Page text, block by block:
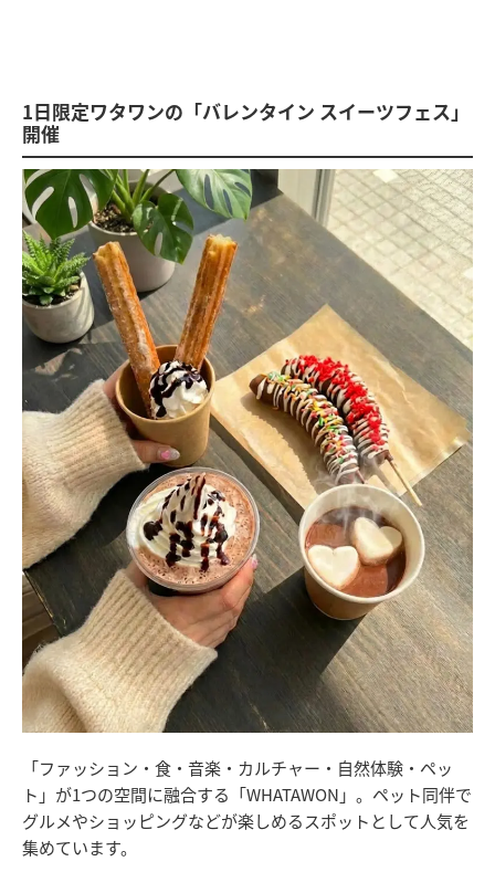
1日限定ワタワンの「バレンタイン スイーツフェス」
開催
「ファッション・食・音楽・カルチャー・自然体験・ペッ
ト」が1つの空間に融合する「WHATAWON」。ペット同伴で
グルメやショッピングなどが楽しめるスポットとして人気を
集めています。